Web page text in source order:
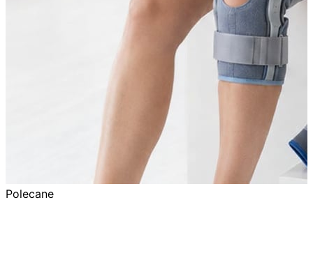
Polecane